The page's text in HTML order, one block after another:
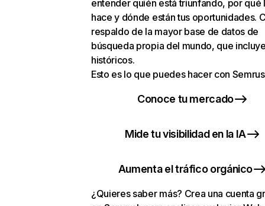
entender quién está triunfando, por qué
hace y dónde están tus oportunidades.
respaldo de la mayor base de datos de
búsqueda propia del mundo, que
históricos.
Esto es lo que puedes hacer con
Conoce tu mercado
Mide tu visibilidad en la IA
Aumenta el tráfico orgánico
¿Quieres saber más? Crea una cuenta